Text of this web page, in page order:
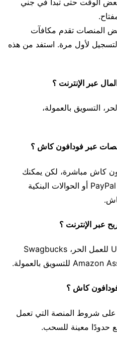
المنصات تقدم مكافآت
لأول مرة. استفد من هذه
عبر الإنترنت ؟
التسويق بالعمولة،
عبر فودافون كاش ؟
كاش مباشرة، لكن يمكنك
استخدام حسابات وسيطة مثل PayPal أو الحوالات البنكية
عبر الإنترنت ؟
من بين أفضل المواقع: Upwork للعمل الحر، Swagbucks
كاش ؟
على شروط المنصة التي تعمل
حدودًا معينة للسحب.